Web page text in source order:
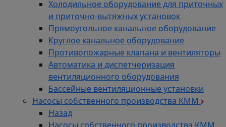
Холодильное оборудование для приточных
и приточно-вытяжных установок
Прямоугольное канальное оборудование
Круглое канальное оборудование
Противопожарные клапана и вентиляторы
Автоматика и диспетчеризация
вентиляционного оборудования
Бассейные вентиляционные установки
Насосы собственного производства KMM
Назад